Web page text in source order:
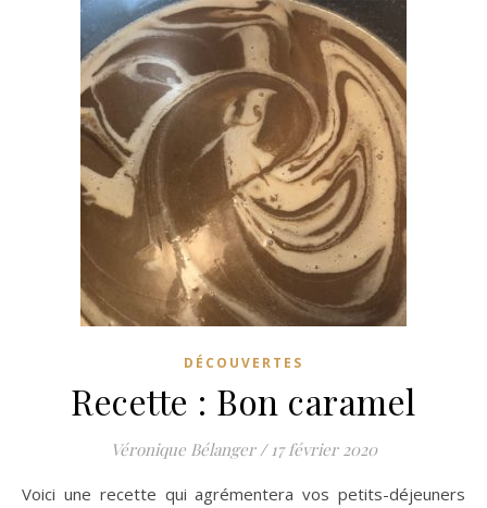
DÉCOUVERTES
Recette : Bon caramel
Véronique Bélanger / 17 février 2020
Voici une recette qui agrémentera vos petits-déjeuners